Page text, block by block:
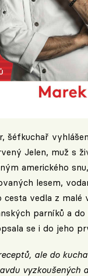
šéfkuchař
Jelen, muž s
amerického
lesem,
cesta vedla z malé
parníků a
se i do jeho
ale do
vyzkoušených